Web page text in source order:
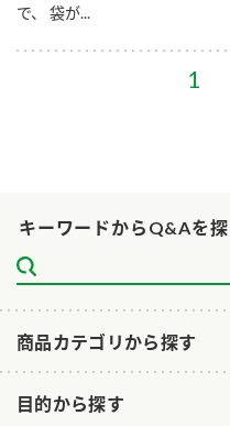
キーワードからQ&Aを
商品カテゴリから探す
目的から探す
で、 袋が...
1